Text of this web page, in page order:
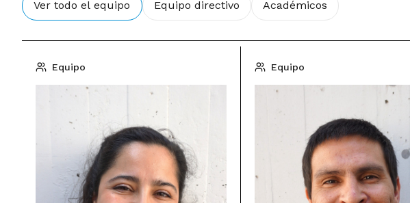
Ver todo el equipo Equipo directivo Académicos
Equipo Equipo